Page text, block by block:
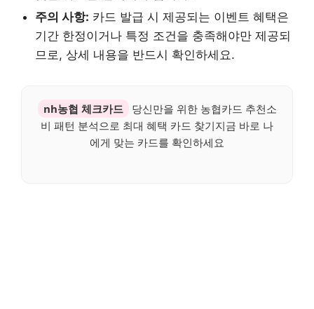
주의 사항: 카드 발급 시 제공되는 이벤트 혜택은
기간 한정이거나 특정 조건을 충족해야만 제공되
므로, 상세 내용을 반드시 확인하세요.
nh농협 체크카드
당신만을 위한 농협카드 추천소
비 패턴 분석으로 최대 혜택 카드 찾기지금 바로 나
에게 맞는 카드를 확인하세요